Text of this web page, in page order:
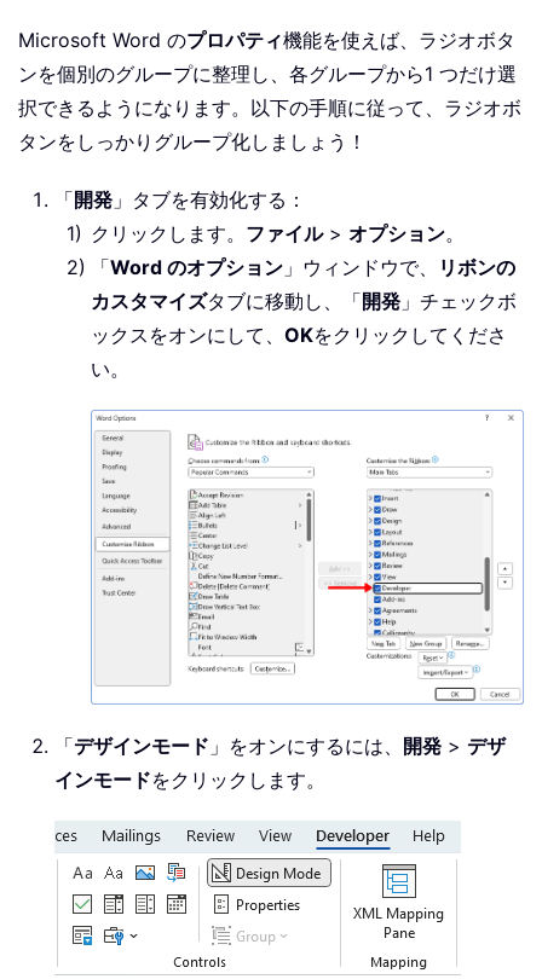
Microsoft Word のプロパティ機能を使えば、ラジオボタ
ンを個別のグループに整理し、各グループから1 つだけ選
択できるようになります。以下の手順に従って、ラジオボ
タンをしっかりグループ化しましょう！
「開発 」タブを有効化する：
クリックします。 ファイル> オプション。
「Word のオプション 」ウィンドウで、
リボンの
カスタマイズタブに移動し、「開発 」チェックボ
ックスをオンにして、 OKをクリックしてくださ
い。
「デザインモード 」をオンにするには、 開発 > デザ
インモードをクリックします。